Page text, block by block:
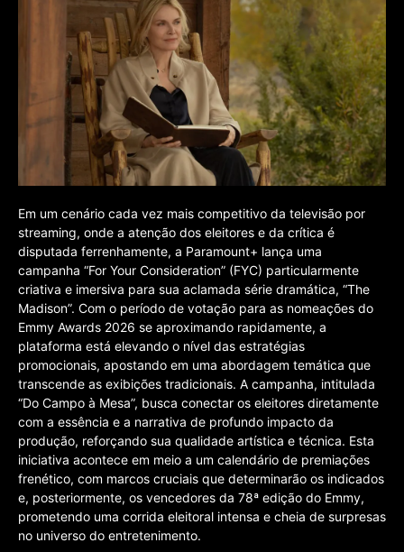
Em um cenário cada vez mais competitivo da televisão por
streaming, onde a atenção dos eleitores e da crítica é
disputada ferrenhamente, a Paramount+ lança uma
campanha “For Your Consideration” (FYC) particularmente
criativa e imersiva para sua aclamada série dramática, “The
Madison”. Com o período de votação para as nomeações do
Emmy Awards 2026 se aproximando rapidamente, a
plataforma está elevando o nível das estratégias
promocionais, apostando em uma abordagem temática que
transcende as exibições tradicionais. A campanha, intitulada
“Do Campo à Mesa”, busca conectar os eleitores diretamente
com a essência e a narrativa de profundo impacto da
produção, reforçando sua qualidade artística e técnica. Esta
iniciativa acontece em meio a um calendário de premiações
frenético, com marcos cruciais que determinarão os indicados
e, posteriormente, os vencedores da 78ª edição do Emmy,
prometendo uma corrida eleitoral intensa e cheia de surpresas
no universo do entretenimento.